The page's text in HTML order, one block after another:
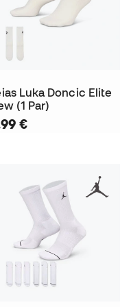
Luka Doncic Elite
(1 Par)
€